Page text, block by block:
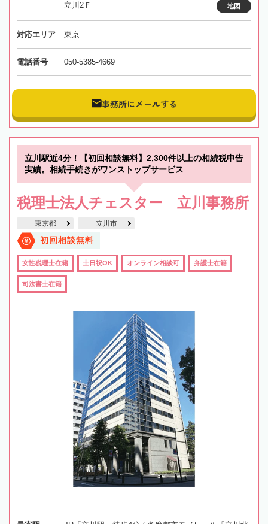
立川2Ｆ
地図
対応エリア 東京
電話番号 050-5385-4669
事務所にメールする
立川駅近4分！【初回相談無料】2,300件以上の相続税申告
実績。相続手続きがワンストップサービス
税理士法人チェスター 立川事務所
東京都 立川市
初回相談無料
女性税理士在籍 土日祝OK オンライン相談可 弁護士在籍
司法書士在籍